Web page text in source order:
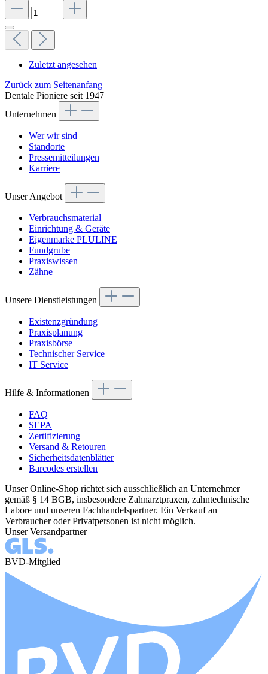
Zuletzt angesehen
Zurück zum Seitenanfang
Dentale Pioniere seit 1947
Unternehmen
Wer wir sind
Standorte
Pressemitteilungen
Karriere
Unser Angebot
Verbrauchsmaterial
Einrichtung & Geräte
Eigenmarke PLULINE
Fundgrube
Praxiswissen
Zähne
Unsere Dienstleistungen
Existenzgründung
Praxisplanung
Praxisbörse
Technischer Service
IT Service
Hilfe & Informationen
FAQ
SEPA
Zertifizierung
Versand & Retouren
Sicherheitsdatenblätter
Barcodes erstellen
Unser Online-Shop richtet sich ausschließlich an Unternehmer
gemäß § 14 BGB, insbesondere Zahnarztpraxen, zahntechnische
Labore und unseren Fachhandelspartner. Ein Verkauf an
Verbraucher oder Privatpersonen ist nicht möglich.
Unser Versandpartner
BVD-Mitglied